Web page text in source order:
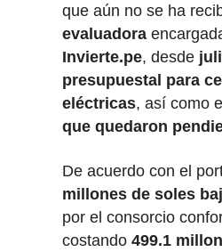
que aún no se ha
evaluadora
Invierte.pe, desde
presupuestal para
eléctricas, así como
que quedaron
De acuerdo con el
millones de soles
por el consorcio
costando 499.1